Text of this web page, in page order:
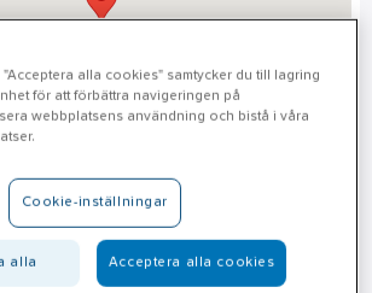
- Haninge
"Acceptera alla cookies" samtycker du till lagring
för att förbättra navigeringen på
webbplatsens användning och bistå i våra
Cookie-inställningar
alla Acceptera alla cookies